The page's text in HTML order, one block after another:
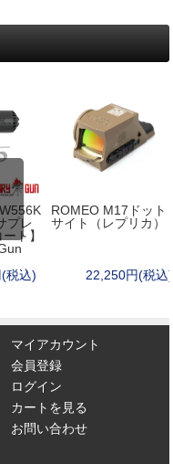
プレ
ト】
税込)
ROMEO M17ドット
サイト（レプリカ）
22,250円(税込)
マイアカウント
会員登録
ログイン
カートを見る
お問い合わせ